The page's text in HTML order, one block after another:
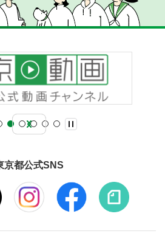
京都公式SNS